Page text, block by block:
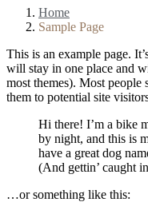
Home
Sample Page
This is an example page.
will stay in one place and
most themes). Most people
them to potential site
Hi there! I’m a bike
by night, and this is
have a great dog
(And gettin’ caught
…or something like this: